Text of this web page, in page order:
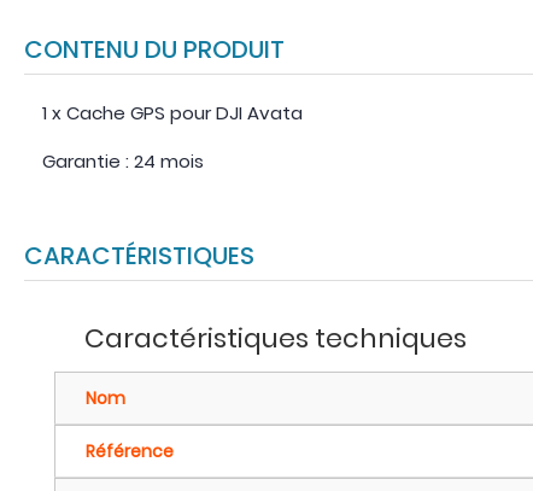
CONTENU DU PRODUIT
1 x Cache GPS pour DJI Avata
Garantie : 24 mois
CARACTÉRISTIQUES
Caractéristiques techniques
Nom
Référence